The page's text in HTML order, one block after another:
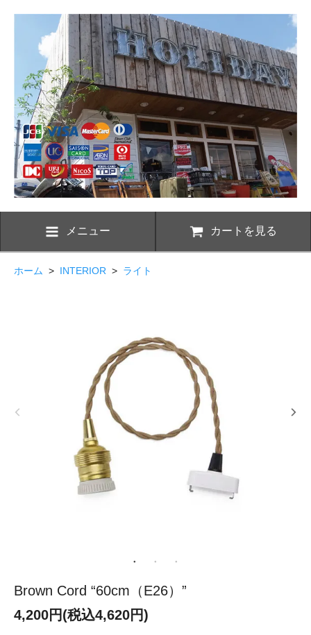
メニュー カートを見る
ホーム > INTERIOR > ライト
Brown Cord “60cm（E26）”
4,200円(税込4,620円)